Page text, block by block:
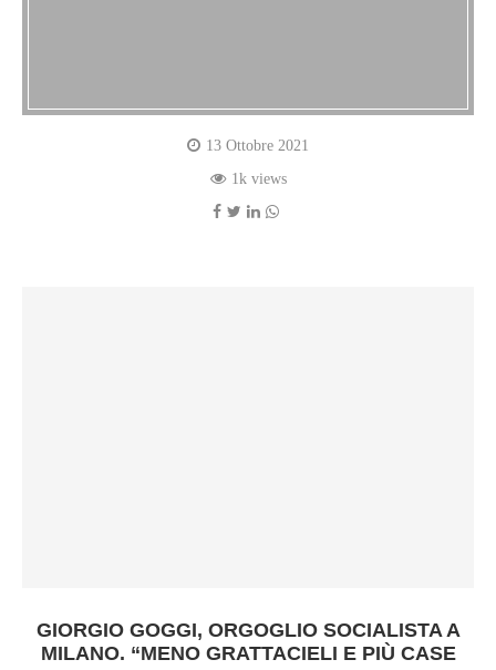
13 Ottobre 2021
1k views
GIORGIO GOGGI, ORGOGLIO SOCIALISTA A
MILANO. “MENO GRATTACIELI E PIÙ CASE